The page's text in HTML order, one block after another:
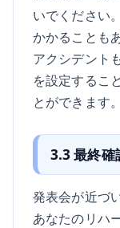
いでください
かかることも
アクシデント
を設定するこ
とができます。
3.3 最終確
発表会が近づ
あなたのリハ